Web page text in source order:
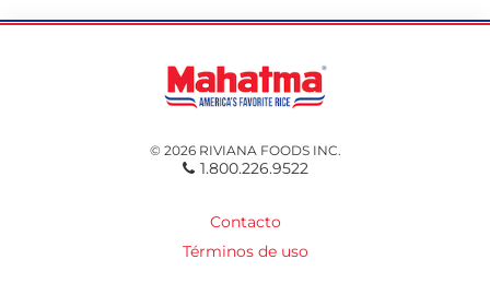
© 2026 RIVIANA FOODS INC.
1.800.226.9522
Contacto
Términos de uso